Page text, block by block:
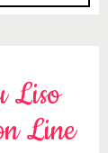
Liso
Line